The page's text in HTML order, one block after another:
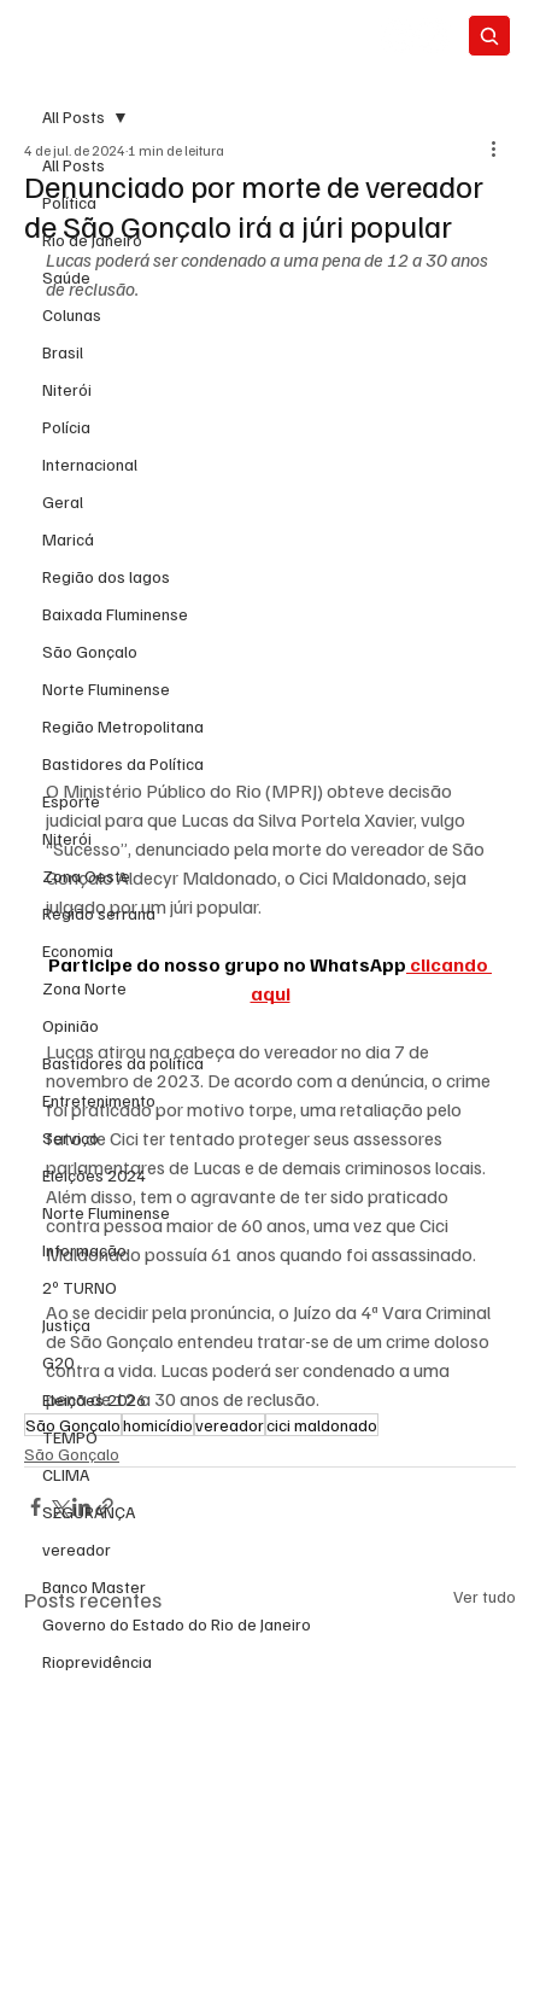
All Posts
Política
Rio de Janeiro
Saúde
Colunas
Brasil
Niterói
Polícia
Internacional
Geral
Maricá
Região dos lagos
Baixada Fluminense
São Gonçalo
Norte Fluminense
Região Metropolitana
Bastidores da Política
Esporte
Niterói
Zona Oeste
Região serrana
Economia
Zona Norte
Opinião
Bastidores da política
Entretenimento
Serviço
Eleições 2024
Norte Fluminense
Informação
2º TURNO
Justiça
G20
Eleições 2026
TEMPO
CLIMA
SEGURANÇA
vereador
Banco Master
Governo do Estado do Rio de Janeiro
Rioprevidência
All Posts
Denunciado por morte de vereador
de São Gonçalo irá a júri popular
4 de jul. de 2024 1 min de leitura
Lucas poderá ser condenado a uma pena de 12 a 30 anos
de reclusão.
O Ministério Público do Rio (MPRJ) obteve decisão
judicial para que Lucas da Silva Portela Xavier, vulgo
“Sucesso”, denunciado pela morte do vereador de São
Gonçalo Aldecyr Maldonado, o Cici Maldonado, seja
julgado por um júri popular.
Participe do nosso grupo no WhatsApp clicando
aqui
Lucas atirou na cabeça do vereador no dia 7 de
novembro de 2023. De acordo com a denúncia, o crime
foi praticado por motivo torpe, uma retaliação pelo
fato de Cici ter tentado proteger seus assessores
parlamentares de Lucas e de demais criminosos locais.
Além disso, tem o agravante de ter sido praticado
contra pessoa maior de 60 anos, uma vez que Cici
Maldonado possuía 61 anos quando foi assassinado.
Ao se decidir pela pronúncia, o Juízo da 4ª Vara Criminal
de São Gonçalo entendeu tratar-se de um crime doloso
contra a vida. Lucas poderá ser condenado a uma
pena de 12 a 30 anos de reclusão.
São Gonçalohomicídiovereadorcici maldonado
São Gonçalo
Posts recentes Ver tudo